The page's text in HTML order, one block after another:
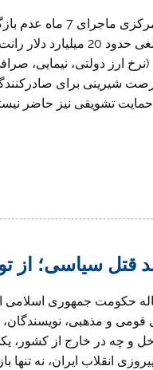
رئیس کل بانک مرکزی
روایت کرد «مبلغی حدود
ارز دولتی، نیمایی،
شیرینی برای
تشویقی نیز حاضر
قتل سیاسی؛ از
حکومت جمهوری اسلامی
قومی و مذهبی،
و چه در خارج از کشور،
پیروزی انقلاب ایران، نه